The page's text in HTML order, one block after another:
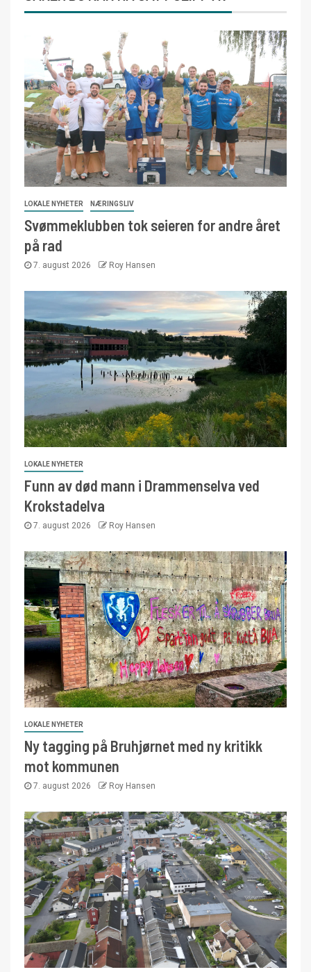
LOKALE NYHETER NÆRINGSLIV
Svømmeklubben tok seieren for andre året
på rad
7. august 2026 Roy Hansen
LOKALE NYHETER
Funn av død mann i Drammenselva ved
Krokstadelva
7. august 2026 Roy Hansen
LOKALE NYHETER
Ny tagging på Bruhjørnet med ny kritikk
mot kommunen
7. august 2026 Roy Hansen